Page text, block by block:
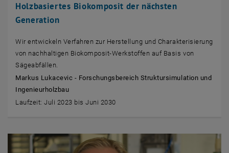
Holzbasiertes Biokomposit der nächsten
Generation
Wir entwickeln Verfahren zur Herstellung und Charakterisierung
von nachhaltigen Biokomposit-Werkstoffen auf Basis von
Sägeabfällen.
Markus Lukacevic - Forschungsbereich Struktursimulation und
Ingenieurholzbau
Laufzeit: Juli 2023 bis Juni 2030